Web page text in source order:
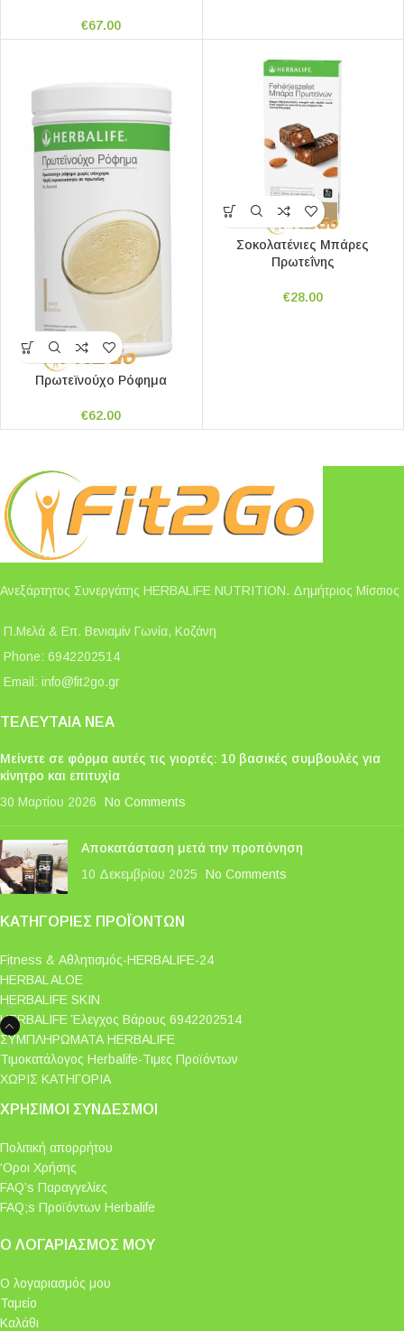
€67.00
Πρωτεϊνούχο Ρόφημα
€62.00
Σοκολατένιες Μπάρες
Πρωτεΐνης
€28.00
Ανεξάρτητος Συνεργάτης HERBALIFE NUTRITION. Δημήτριος Μίσσιος
Π.Μελά & Επ. Βενιαμίν Γωνία, Κοζάνη
Phone: 6942202514
Email: info@fit2go.gr
ΤΕΛΕΥΤΑΊΑ ΝΈΑ
Μείνετε σε φόρμα αυτές τις γιορτές: 10 βασικές συμβουλές για
κίνητρο και επιτυχία
30 Μαρτίου 2026
No Comments
Αποκατάσταση μετά την προπόνηση
10 Δεκεμβρίου 2025
No Comments
ΚΑΤΗΓΟΡΊΕΣ ΠΡΟΪΌΝΤΩΝ
Fitness & Αθλητισμός-HERBALIFE-24
HERBAL ALOE
HERBALIFE SKIN
HERBALIFE Έλεγχος Βάρους 6942202514
ΣΥΜΠΛΗΡΩΜΑΤΑ HERBALIFE
Τιμοκατάλογος Herbalife-Τιμες Προϊόντων
ΧΩΡΙΣ ΚΑΤΗΓΟΡΙΑ
ΧΡΉΣΙΜΟΙ ΣΎΝΔΕΣΜΟΙ
Πολιτική απορρήτου
‘Οροι Χρήσης
FAQ’s Παραγγελίες
FAQ;s Προϊόντων Herbalife
Ο ΛΟΓΑΡΙΑΣΜΌΣ ΜΟΥ
Ο λογαριασμός μου
Ταμείο
Καλάθι